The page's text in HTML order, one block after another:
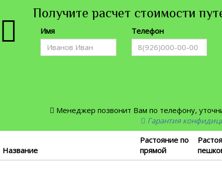
Получите расчет стоимости
Имя Телефон
Менеджер позвонит Вам по телефону,
Гарантия
Название
Растояние по
прямой